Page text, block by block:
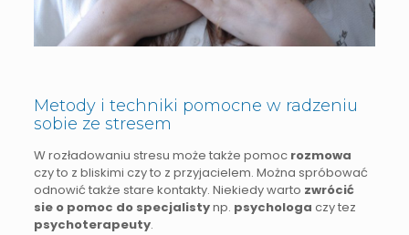
Metody i techniki pomocne w radzeniu
sobie ze stresem
W rozładowaniu stresu może także pomoc rozmowa
czy to z bliskimi czy to z przyjacielem. Można spróbować
odnowić także stare kontakty. Niekiedy warto zwrócić
sie o pomoc do specjalistynp. psychologa czy tez
psychoterapeuty.